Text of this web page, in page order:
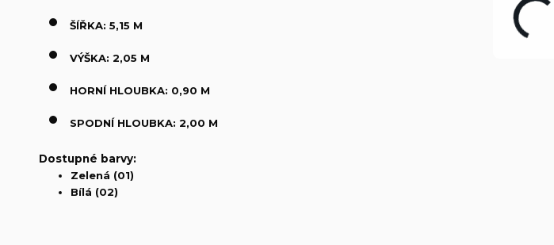
ŠÍŘKA: 5,15 M
VÝŠKA: 2,05 M
HORNÍ HLOUBKA: 0,90 M
SPODNÍ HLOUBKA: 2,00 M
Dostupné barvy:
Zelená (01)
Bílá (02)